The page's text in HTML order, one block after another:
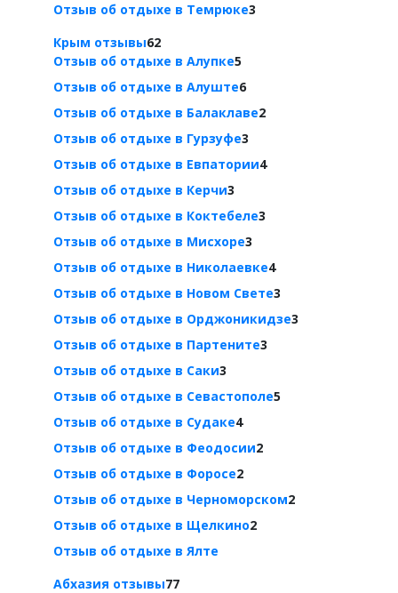
Отзыв об отдыхе в Темрюке3
Крым отзывы62
Отзыв об отдыхе в Алупке5
Отзыв об отдыхе в Алуште6
Отзыв об отдыхе в Балаклаве2
Отзыв об отдыхе в Гурзуфе3
Отзыв об отдыхе в Евпатории4
Отзыв об отдыхе в Керчи3
Отзыв об отдыхе в Коктебеле3
Отзыв об отдыхе в Мисхоре3
Отзыв об отдыхе в Николаевке4
Отзыв об отдыхе в Новом Свете3
Отзыв об отдыхе в Орджоникидзе3
Отзыв об отдыхе в Партените3
Отзыв об отдыхе в Саки3
Отзыв об отдыхе в Севастополе5
Отзыв об отдыхе в Судаке4
Отзыв об отдыхе в Феодосии2
Отзыв об отдыхе в Форосе2
Отзыв об отдыхе в Черноморском2
Отзыв об отдыхе в Щелкино2
Отзыв об отдыхе в Ялте
Абхазия отзывы77